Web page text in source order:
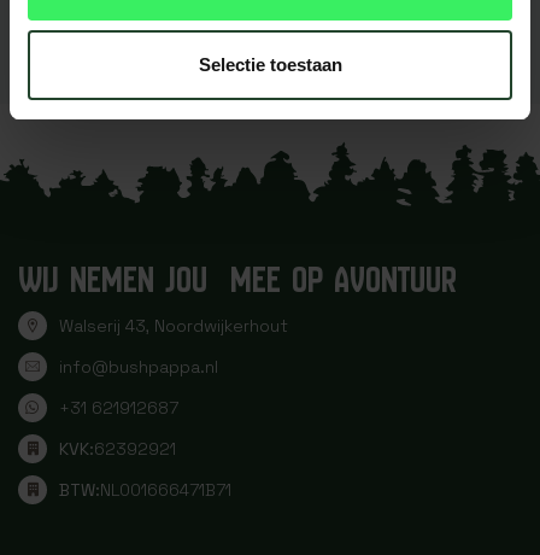
Selectie toestaan
reviews
WIJ NEMEN JOU MEE OP AVONTUUR
Walserij 43, Noordwijkerhout
info@bushpappa.nl
+31 621912687
KVK:62392921
BTW:NL001666471B71